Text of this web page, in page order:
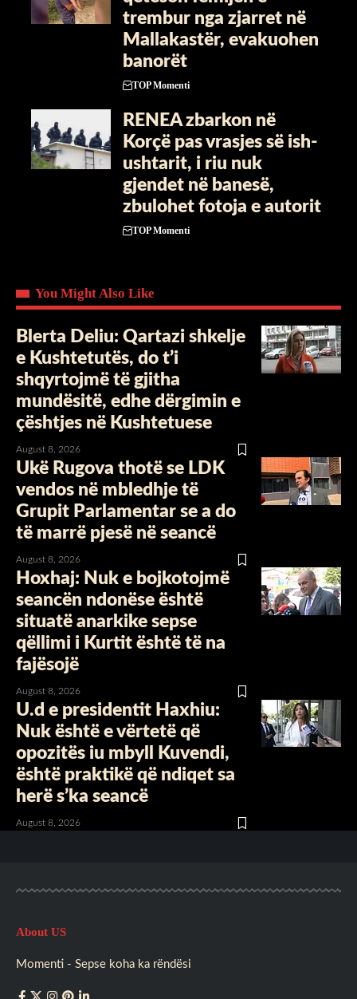
trembur nga zjarret në
Mallakastër, evakuohen
banorët
TOP Momenti
RENEA zbarkon në
Korçë pas vrasjes së ish-
ushtarit, i riu nuk
gjendet në banesë,
zbulohet fotoja e autorit
TOP Momenti
You Might Also Like
Blerta Deliu: Qartazi shkelje
e Kushtetutës, do t’i
shqyrtojmë të gjitha
mundësitë, edhe dërgimin e
çështjes në Kushtetuese
August 8, 2026
Ukë Rugova thotë se LDK
vendos në mbledhje të
Grupit Parlamentar se a do
të marrë pjesë në seancë
August 8, 2026
Hoxhaj: Nuk e bojkotojmë
seancën ndonëse është
situatë anarkike sepse
qëllimi i Kurtit është të na
fajësojë
August 8, 2026
U.d e presidentit Haxhiu:
Nuk është e vërtetë që
opozitës iu mbyll Kuvendi,
është praktikë që ndiqet sa
herë s’ka seancë
August 8, 2026
About US
Momenti - Sepse koha ka rëndësi